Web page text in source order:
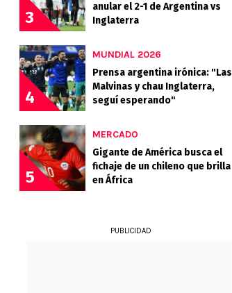
3
anular el 2-1 de Argentina vs
Inglaterra
4
MUNDIAL 2026
Prensa argentina irónica: "Las
Malvinas y chau Inglaterra,
seguí esperando"
5
MERCADO
Gigante de América busca el
fichaje de un chileno que brilla
en África
PUBLICIDAD